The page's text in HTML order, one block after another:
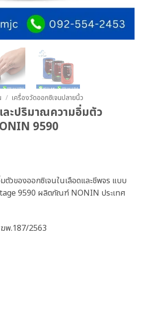
/ เครื่องวัดออกซิเจนปลายนิ้ว
ละปริมาณความอิ่มตัว
9590
ตัวของออกซิเจนในเลือดและชีพจร แบบ
9590 ผลิตภัณฑ์ NONIN ประเทศ
พ.187/2563